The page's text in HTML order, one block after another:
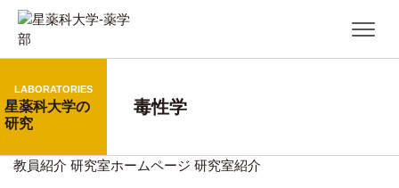
LABORATORIES
星薬科大学の
研究
毒性学
教員紹介 研究室ホームページ 研究室紹介